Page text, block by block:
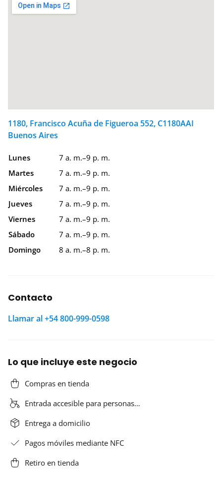
1180, Francisco Acuña de Figueroa 552, C1180AAI
Buenos Aires
Lunes
7 a. m.–9 p. m.
Martes
7 a. m.–9 p. m.
Miércoles
7 a. m.–9 p. m.
Jueves
7 a. m.–9 p. m.
Viernes
7 a. m.–9 p. m.
Sábado
7 a. m.–9 p. m.
Domingo
8 a. m.–8 p. m.
Contacto
Llamar al +54 800-999-0598
Lo que incluye este negocio
Compras en tienda
Entrada accesible para personas…
Entrega a domicilio
Pagos móviles mediante NFC
Retiro en tienda